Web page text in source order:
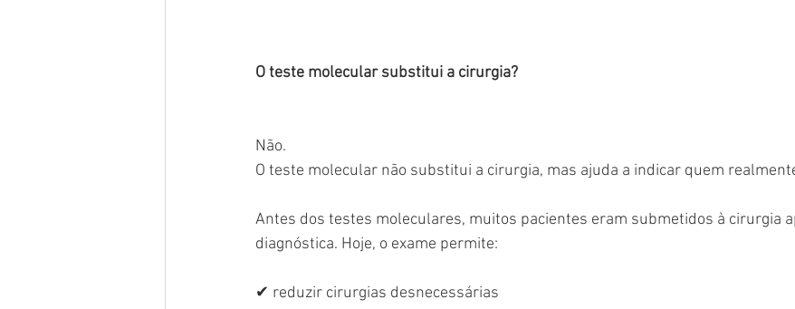
O teste molecular substitui a cirurgia?
Não.
O teste molecular não substitui a cirurgia, mas ajuda a indicar quem
Antes dos testes moleculares, muitos pacientes eram submetidos à cirurgia
diagnóstica. Hoje, o exame permite:
✔ reduzir cirurgias desnecessárias